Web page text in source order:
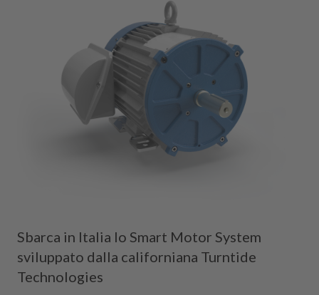
Sbarca in Italia lo Smart Motor System
sviluppato dalla californiana Turntide
Technologies